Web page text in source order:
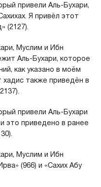
привели Аль-Бухари,
Я привёл этот
(2127).
Муслим и Ибн
Аль-Бухари, которое
как указано в моём
также приведён в
привели Аль-Бухари
это приведено в ранее
Муслим и Ибн
(966) и «Сахих Абу